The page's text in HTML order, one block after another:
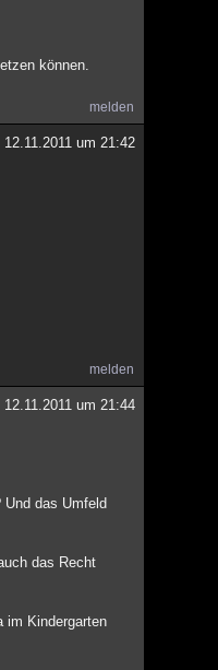
können.
melden
12.11.2011 um 21:42
melden
12.11.2011 um 21:44
das Umfeld
das Recht
im Kindergarten